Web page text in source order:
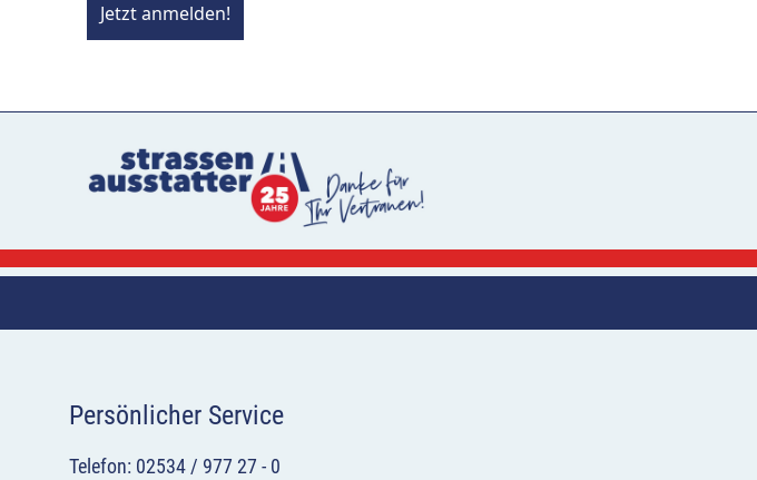
Jetzt anmelden!
Persönlicher Service
Telefon: 02534 / 977 27 - 0